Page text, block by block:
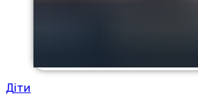
Діти